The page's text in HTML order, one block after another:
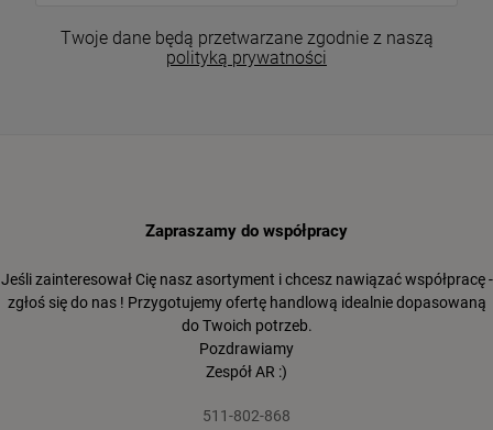
Twoje dane będą przetwarzane zgodnie z naszą
polityką prywatności
Zapraszamy do współpracy
Jeśli zainteresował Cię nasz asortyment i chcesz nawiązać współpracę -
zgłoś się do nas ! Przygotujemy ofertę handlową idealnie dopasowaną
do Twoich potrzeb.
Pozdrawiamy
Zespół AR :)
511-802-868